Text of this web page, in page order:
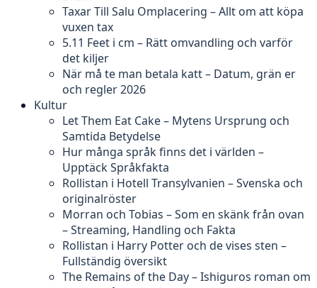
Taxar Till Salu Omplacering – Allt om att köpa
vuxen tax
5.11 Feet i cm – Rätt omvandling och varför
det kiljer
När må te man betala katt – Datum, grän er
och regler 2026
Kultur
Let Them Eat Cake – Mytens Ursprung och
Samtida Betydelse
Hur många språk finns det i världen –
Upptäck Språkfakta
Rollistan i Hotell Transylvanien – Svenska och
originalröster
Morran och Tobias – Som en skänk från ovan
– Streaming, Handling och Fakta
Rollistan i Harry Potter och de vises sten –
Fullständig översikt
The Remains of the Day – Ishiguros roman om